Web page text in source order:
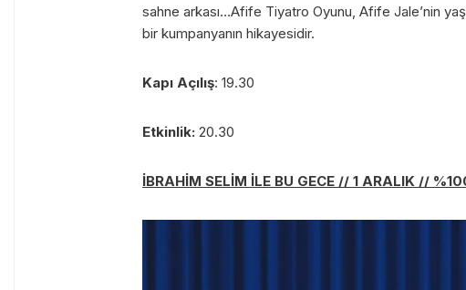
sahne arkası…Afife Tiyatro Oyunu, Afife Jale’nin
bir kumpanyanın hikayesidir.
Kapı Açılış: 19.30
Etkinlik: 20.30
İBRAHİM SELİM İLE BU GECE // 1 ARALIK //